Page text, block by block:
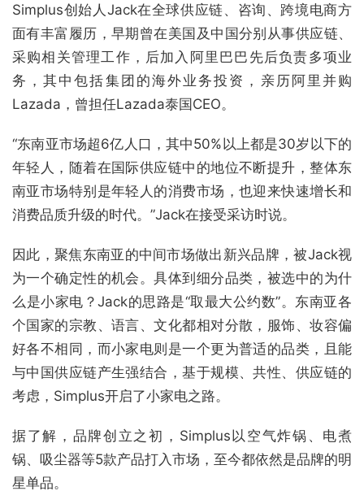
Simplus创始人Jack在全球供应链、咨询、跨境电商方
面有丰富履历，早期曾在美国及中国分别从事供应链、
采购相关管理工作，后加入阿里巴巴先后负责多项业
务，其中包括集团的海外业务投资，亲历阿里并购
Lazada，曾担任Lazada泰国CEO。
“东南亚市场超6亿人口，其中50%以上都是30岁以下的
年轻人，随着在国际供应链中的地位不断提升，整体东
南亚市场特别是年轻人的消费市场，也迎来快速增长和
消费品质升级的时代。”Jack在接受采访时说。
因此，聚焦东南亚的中间市场做出新兴品牌，被Jack视
为一个确定性的机会。具体到细分品类，被选中的为什
么是小家电？Jack的思路是“取最大公约数”。东南亚各
个国家的宗教、语言、文化都相对分散，服饰、妆容偏
好各不相同，而小家电则是一个更为普适的品类，且能
与中国供应链产生强结合，基于规模、共性、供应链的
考虑，Simplus开启了小家电之路。
据了解，品牌创立之初，Simplus以空气炸锅、电煮
锅、吸尘器等5款产品打入市场，至今都依然是品牌的明
星单品。